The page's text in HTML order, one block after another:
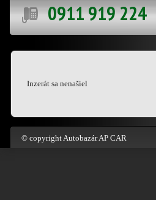
0911 919 224
Inzerát sa nenašiel
© copyright Autobazár AP CAR